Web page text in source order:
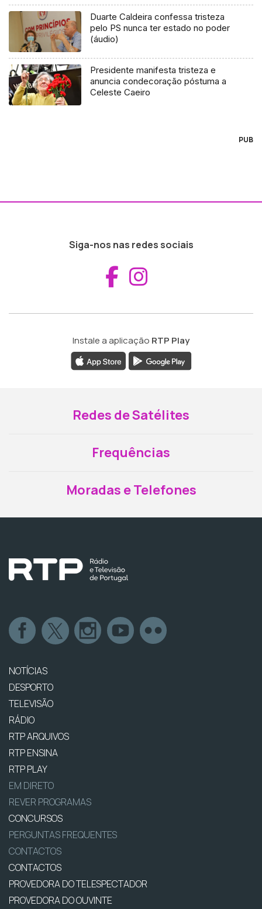
Duarte Caldeira confessa tristeza
pelo PS nunca ter estado no poder
(áudio)
Presidente manifesta tristeza e
anuncia condecoração póstuma a
Celeste Caeiro
PUB
Siga-nos nas redes sociais
Aceder ao
Instale a aplicação RTP Play
Redes de Satélites
Frequências
Moradas e Telefones
NOTÍCIAS
DESPORTO
TELEVISÃO
RÁDIO
RTP ARQUIVOS
RTP ENSINA
RTP PLAY
EM DIRETO
REVER PROGRAMAS
CONCURSOS
PERGUNTAS FREQUENTES
CONTACTOS
CONTACTOS
PROVEDORA DO TELESPECTADOR
PROVEDORA DO OUVINTE